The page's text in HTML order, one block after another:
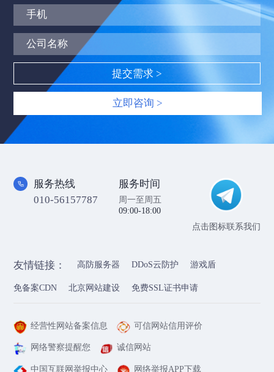
立即咨询 >
服务热线
010-56157787
服务时间
周一至周五
09:00-18:00
点击图标联系我们
友情链接： 高防服务器 DDoS云防护 游戏盾
免备案CDN 北京网站建设 免费SSL证书申请
经营性网站备案信息 可信网站信用评价
网络警察提醒您 诚信网站
中国互联网举报中心 网络举报APP下载